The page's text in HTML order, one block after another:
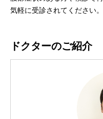
気軽に受診されてください。
ドクターのご紹介